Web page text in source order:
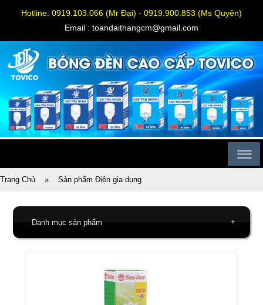
Hotline: 0919.103.066 (Mr Đại) - 0919.900.853 (Ms Quyên)
Email : toandaithangcm@gmail.com
Trang Chủ » Sản phẩm Điện gia dụng
Danh mục sản phẩm +